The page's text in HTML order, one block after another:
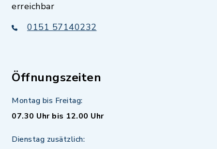
erreichbar
0151 57140232
Öffnungszeiten
Montag bis Freitag:
07.30 Uhr bis 12.00 Uhr
Dienstag zusätzlich: